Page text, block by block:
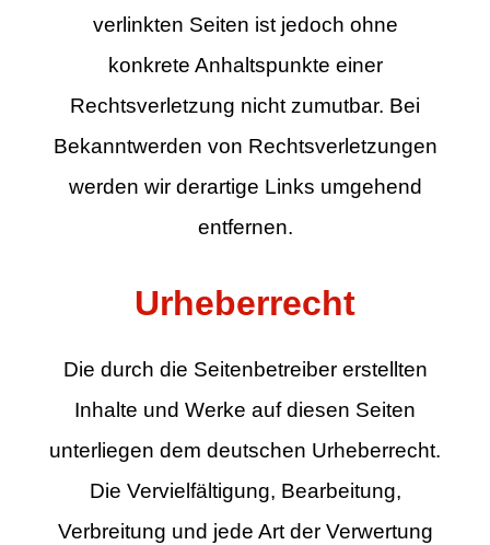
verlinkten Seiten ist jedoch ohne
konkrete Anhaltspunkte einer
Rechtsverletzung nicht zumutbar. Bei
Bekanntwerden von Rechtsverletzungen
werden wir derartige Links umgehend
entfernen.
Urheberrecht
Die durch die Seitenbetreiber erstellten
Inhalte und Werke auf diesen Seiten
unterliegen dem deutschen Urheberrecht.
Die Vervielfältigung, Bearbeitung,
Verbreitung und jede Art der Verwertung